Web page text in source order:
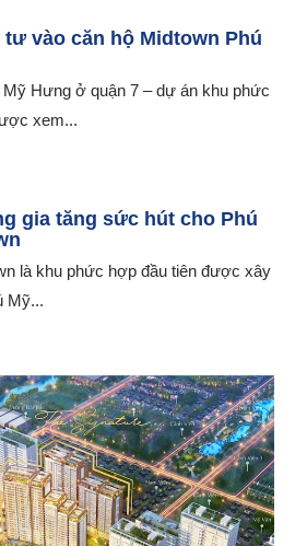
vào căn hộ Midtown Phú
Hưng ở quận 7 – dự án khu phức
xem...
gia tăng sức hút cho Phú
là khu phức hợp đầu tiên được xây
Mỹ...